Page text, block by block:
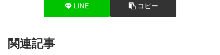
LINE コピー
関連記事